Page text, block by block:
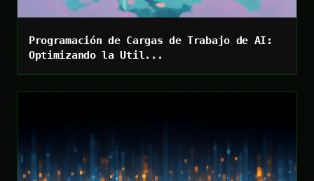
Programación de Cargas de Trabajo de AI:
Optimizando la Util...